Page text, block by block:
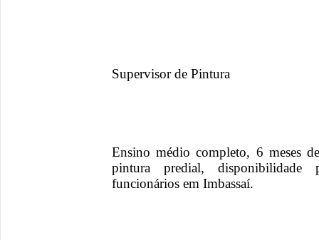
Supervisor de Pintura
Ensino médio completo, 6 meses
pintura predial,
funcionários em Imbassaí.